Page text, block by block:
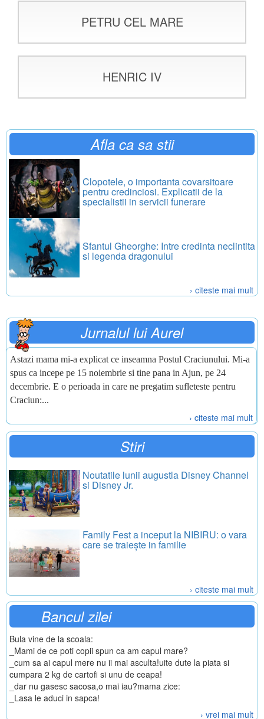
PETRU CEL MARE
HENRIC IV
Afla ca sa stii
Clopotele, o importanta covarsitoare
pentru credinciosi. Explicatii de la
specialistii in servicii funerare
Sfantul Gheorghe: Intre credinta neclintita
si legenda dragonului
› citeste mai mult
Jurnalul lui Aurel
Astazi mama mi-a explicat ce inseamna Postul Craciunului. Mi-a
spus ca incepe pe 15 noiembrie si tine pana in Ajun, pe 24
decembrie. E o perioada in care ne pregatim sufleteste pentru
Craciun:...
› citeste mai mult
Stiri
Noutatile lunii augustla Disney Channel
si Disney Jr.
Family Fest a inceput la NIBIRU: o vara
care se traiește in familie
› citeste mai mult
Bancul zilei
Bula vine de la scoala:
_Mami de ce poti copii spun ca am capul mare?
_cum sa ai capul mere nu ii mai asculta!uite dute la piata si
cumpara 2 kg de cartofi si unu de ceapa!
_dar nu gasesc sacosa,o mai iau?mama zice:
_Lasa le aduci in sapca!
› vrei mai mult